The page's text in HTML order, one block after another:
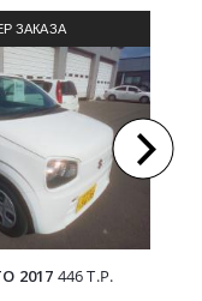
ЗАКАЗА
ИЗ ЯПОНИИ
2017 446 Т.Р.